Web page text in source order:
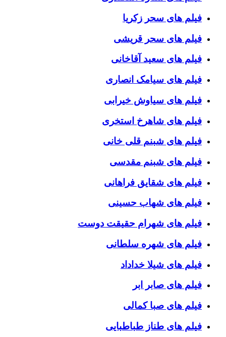
فیلم های سحر زکریا
فیلم های سحر قریشی
فیلم های سعید آقاخانی
فیلم های سیامک انصاری
فیلم های سیاوش خیرابی
فیلم های شاهرخ استخری
فیلم های شبنم قلی خانی
فیلم های شبنم مقدسی
فیلم های شقایق فراهانی
فیلم های شهاب حسینی
فیلم های شهرام حقیقت دوست
فیلم های شهره سلطانی
فیلم های شیلا خداداد
فیلم های صابر ابر
فیلم های صبا کمالی
فیلم های طناز طباطبایی